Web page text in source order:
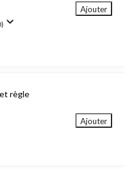
Ajouter
règle
Ajouter